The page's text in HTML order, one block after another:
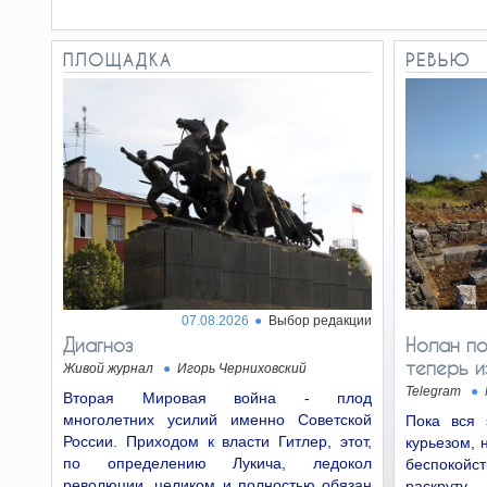
душу Ирландии
Возникает ощущение, будто Ирландию снова
колонизировали — только на этот раз не
14.06.26
Координатору парижских
терактов разрешили краткосрочные
выходы из бельгийской тюрьмы
Тогда вооруженные боевики ворвались в
парижский концертный зал Bataclan, а
смертники устроили…
11.06.26
Представитель культуры
призывает к военному перевороту в
Израиле
Иными словами, исход конфликта между
ветвями власти должны определять
политические взгляды армии. В…
ПЛОЩАДКА
07.08.2026 Выбор редакции
Диагноз
Живой журнал Игорь Черниховский
Вторая Мировая война - плод
многолетних усилий именно Советской
России. Приходом к власти Гитлер, этот,
по определению Лукича, ледокол
РЕВЬЮ
Нолан
теперь
Telegram
Пока вся
курьезом,